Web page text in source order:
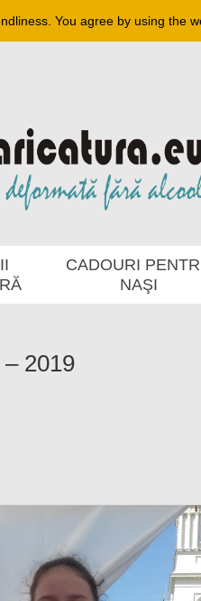
CADOURI
NAŞI
2019
You agree by using the